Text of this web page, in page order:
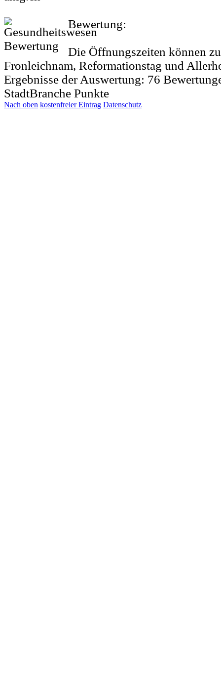
Bewertung:
Die Öffnungszeiten können
Fronleichnam, Reformationstag und
Ergebnisse der Auswertung: 76
StadtBranche Punkte
Nach oben kostenfreier Eintrag Datenschutz